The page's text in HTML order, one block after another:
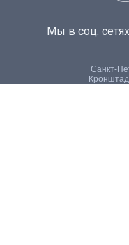
Санкт-
Мы в соц.